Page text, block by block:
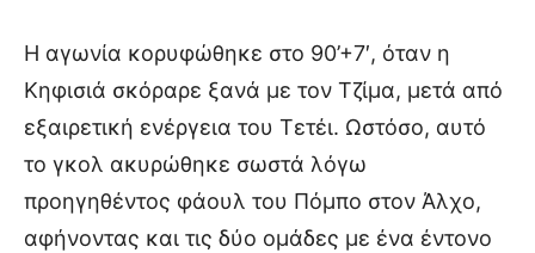
Η αγωνία κορυφώθηκε στο 90’+7′, όταν η
Κηφισιά σκόραρε ξανά με τον Τζίμα, μετά από
εξαιρετική ενέργεια του Τετέι. Ωστόσο, αυτό
το γκολ ακυρώθηκε σωστά λόγω
προηγηθέντος φάουλ του Πόμπο στον Άλχο,
αφήνοντας και τις δύο ομάδες με ένα έντονο